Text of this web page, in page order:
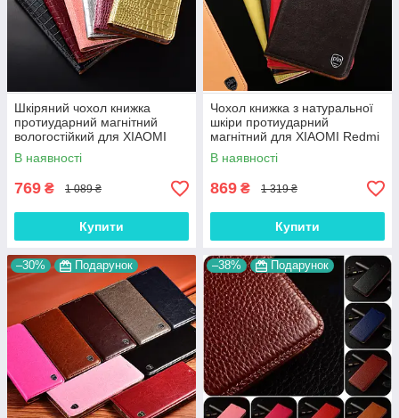
Шкіряний чохол книжка
протиударний магнітний
вологостійкий для XIAOMI
Redmi 9 "GOLDAX"
В наявності
769 ₴ 1 089 ₴
Купити
Чохол книжка з натуральної
шкіри протиударний
магнітний для XIAOMI Redmi
9 "CLASIC"
В наявності
869 ₴ 1 319 ₴
Купити
–30% Подарунок –38% Подарунок